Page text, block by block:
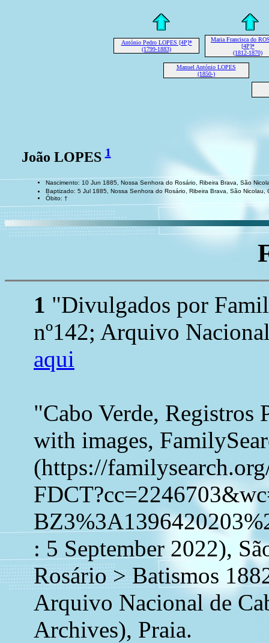
António Pedro LOPES [4P]*
(1799-1883)
Maria Francisca do
[4P]*
(1812-1870)
Manuel António LOPES
(1850-)
João LOPES1
Nascimento: 10 Jun 1885, Nossa Senhora do Rosário, Ribeira Brava, São
Baptizado: 5 Jul 1885, Nossa Senhora do Rosário, Ribeira Brava, São Nicolau,
Óbito: †
1 "Divulgados por
nº142; Arquivo
aqui
"Cabo Verde, Registros
with images,
(https://
: 5 September 2022),
Rosário > Batismos
Arquivo Nacional de
Archives), Praia.